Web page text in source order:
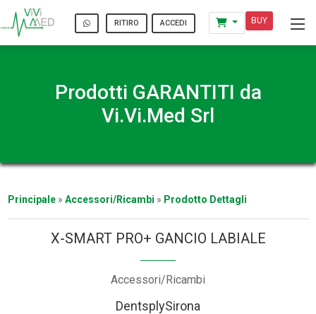
RITIRO ACCEDI BUY
Prodotti GARANTITI da
Vi.Vi.Med Srl
Principale» Accessori/Ricambi » Prodotto Dettagli
X-SMART PRO+ GANCIO LABIALE
Accessori/Ricambi
DentsplySirona